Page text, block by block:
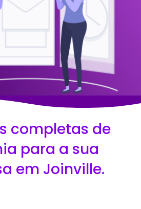
completas de
para a sua
em Joinville.